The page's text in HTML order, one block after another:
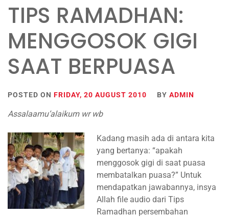
TIPS RAMADHAN:
MENGGOSOK GIGI
SAAT BERPUASA
POSTED ON FRIDAY, 20 AUGUST 2010 BY ADMIN
Assalaamu’alaikum wr wb
Kadang masih ada di antara kita
yang bertanya: “apakah
menggosok gigi di saat puasa
membatalkan puasa?” Untuk
mendapatkan jawabannya, insya
Allah file audio dari Tips
Ramadhan persembahan